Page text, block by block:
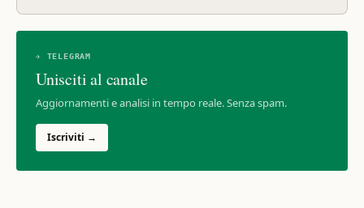
✈ TELEGRAM
Unisciti al canale
Aggiornamenti e analisi in tempo reale. Senza spam.
Iscriviti →